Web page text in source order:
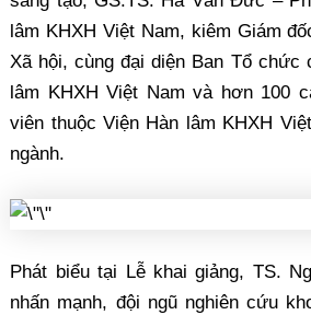
lâm KHXH Việt Nam, kiêm Giám
Xã hội, cùng đại diện Ban Tổ chức
lâm KHXH Việt Nam và hơn 100
viên thuộc Viện Hàn lâm KHXH
ngành.
Phát biểu tại Lễ khai giảng, TS.
nhấn mạnh, đội ngũ nghiên cứu